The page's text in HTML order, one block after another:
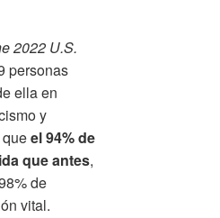
2022 U.S.
personas
ella en
y
el 94% de
que antes,
de
vital.